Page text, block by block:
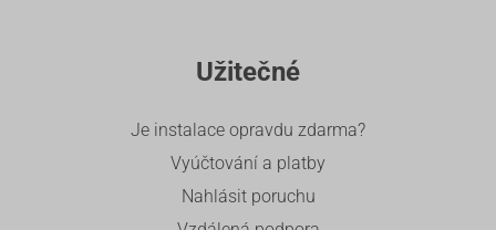
Užitečné
Je instalace opravdu zdarma?
Vyúčtování a platby
Nahlásit poruchu